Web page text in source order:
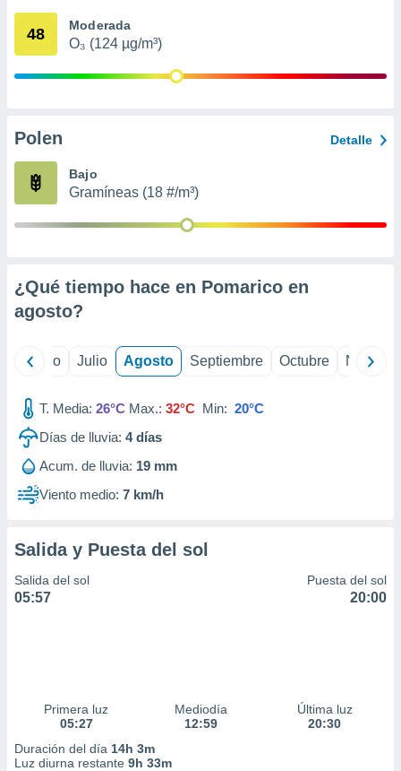
mediante
publicidad
de
48 Moderada
O₃ (124 µg/m³)
Polen Detalle
Bajo
Gramíneas (18 #/m³)
¿Qué tiempo hace en Pomarico en
agosto?
Junio Julio Agosto Septiembre Octubre
T. Media: 26°C Max.: 32°C Min: 20°C
Días de lluvia: 4días
Acum. de lluvia: 19 mm
Viento medio: 7 km/h
Salida y Puesta del sol
Salida del sol
05:57
Puesta del sol
20:00
Primera luz
05:27
Mediodía
12:59
Última luz
20:30
Duración del día 14h 3m
Luz diurna restante 9h 33m